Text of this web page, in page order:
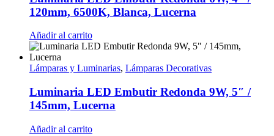
120mm, 6500K, Blanca, Lucerna
Añadir al carrito
Lámparas y Luminarias, Lámparas Decorativas
Luminaria LED Embutir Redonda 9W, 5″ /
145mm, Lucerna
Añadir al carrito